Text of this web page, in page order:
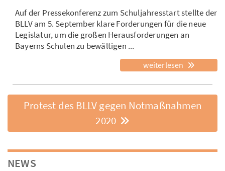
Auf der Pressekonferenz zum Schuljahresstart stellte der
BLLV am 5. September klare Forderungen für die neue
Legislatur, um die großen Herausforderungen an
Bayerns Schulen zu bewältigen ...
weiterlesen
Protest des BLLV gegen Notmaßnahmen
2020
NEWS